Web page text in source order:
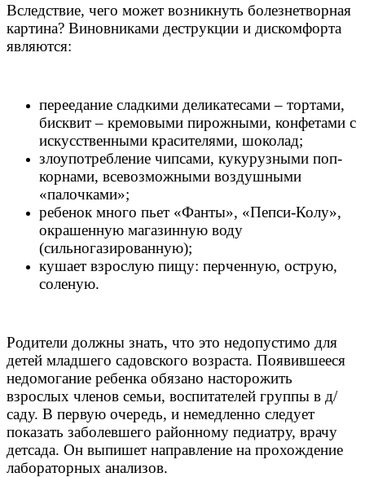
Вследствие, чего может возникнуть болезнетворная
картина? Виновниками деструкции и дискомфорта
являются:
переедание сладкими деликатесами – тортами,
бисквит – кремовыми пирожными, конфетами с
искусственными красителями, шоколад;
злоупотребление чипсами, кукурузными поп-
корнами, всевозможными воздушными
«палочками»;
ребенок много пьет «Фанты», «Пепси-Колу»,
окрашенную магазинную воду
(сильногазированную);
кушает взрослую пищу: перченную, острую,
соленую.
Родители должны знать, что это недопустимо для
детей младшего садовского возраста. Появившееся
недомогание ребенка обязано насторожить
взрослых членов семьи, воспитателей группы в д/
саду. В первую очередь, и немедленно следует
показать заболевшего районному педиатру, врачу
детсада. Он выпишет направление на прохождение
лабораторных анализов.